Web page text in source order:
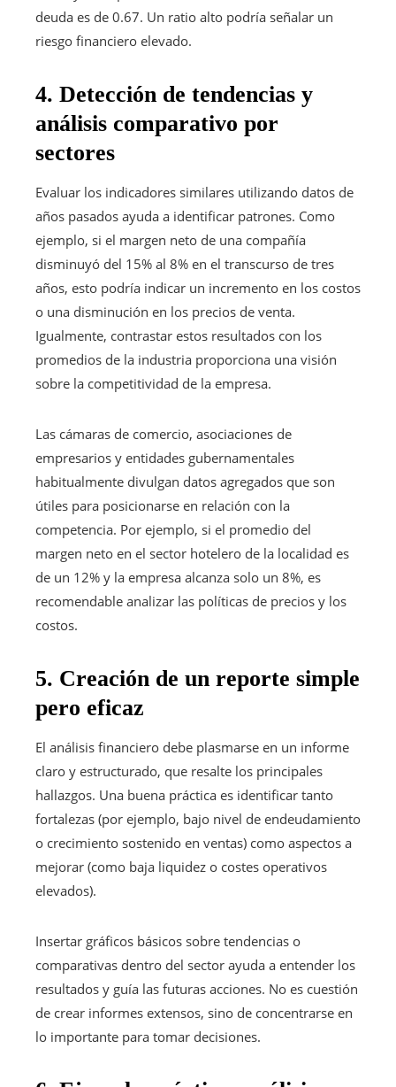
deuda es de 0.67. Un ratio alto podría señalar un
riesgo financiero elevado.
4. Detección de tendencias y
análisis comparativo por
sectores
Evaluar los indicadores similares utilizando datos de
años pasados ayuda a identificar patrones. Como
ejemplo, si el margen neto de una compañía
disminuyó del 15% al 8% en el transcurso de tres
años, esto podría indicar un incremento en los costos
o una disminución en los precios de venta.
Igualmente, contrastar estos resultados con los
promedios de la industria proporciona una visión
sobre la competitividad de la empresa.
Las cámaras de comercio, asociaciones de
empresarios y entidades gubernamentales
habitualmente divulgan datos agregados que son
útiles para posicionarse en relación con la
competencia. Por ejemplo, si el promedio del
margen neto en el sector hotelero de la localidad es
de un 12% y la empresa alcanza solo un 8%, es
recomendable analizar las políticas de precios y los
costos.
5. Creación de un reporte simple
pero eficaz
El análisis financiero debe plasmarse en un informe
claro y estructurado, que resalte los principales
hallazgos. Una buena práctica es identificar tanto
fortalezas (por ejemplo, bajo nivel de endeudamiento
o crecimiento sostenido en ventas) como aspectos a
mejorar (como baja liquidez o costes operativos
elevados).
Insertar gráficos básicos sobre tendencias o
comparativas dentro del sector ayuda a entender los
resultados y guía las futuras acciones. No es cuestión
de crear informes extensos, sino de concentrarse en
lo importante para tomar decisiones.